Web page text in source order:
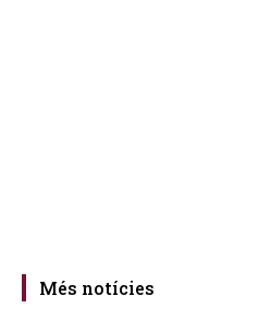
Més notícies